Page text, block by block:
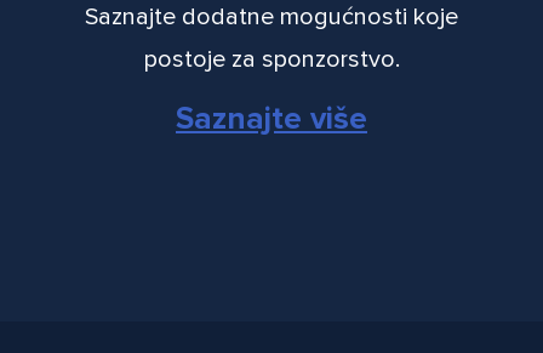
Saznajte dodatne mogućnosti koje
postoje za sponzorstvo.
Saznajte više